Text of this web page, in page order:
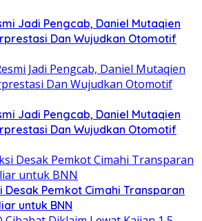
Jadi Pengcab, Daniel Mutaqien
Dan Wujudkan Otomotif
Jadi Pengcab, Daniel Mutaqien
Dan Wujudkan Otomotif
Desak Pemkot Cimahi Transparan
untuk BNN